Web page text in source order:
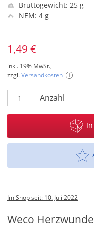
Bruttogewicht: 25 g
NEM: 4 g
1,49 €
inkl. 19% MwSt.,
zzgl.Versandkosten
Anzahl
Im Shop seit: 10. Juli 2022
Weco